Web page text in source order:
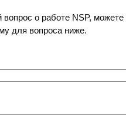
вопрос о работе NSP, можете
для вопроса ниже.